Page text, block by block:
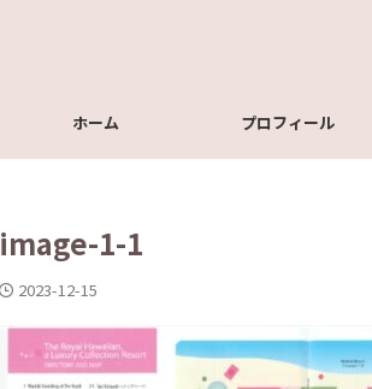
ホーム プロフィール
image-1-1
2023-12-15